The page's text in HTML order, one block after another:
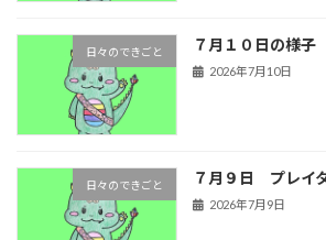
日々のできごと ７月１０日の様子
2026年7月10日
日々のできごと ７月９日 プレイ
2026年7月9日